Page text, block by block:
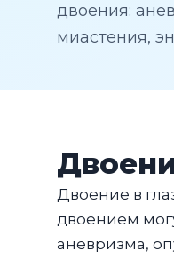
двоения:
миастения,
Двоение в
двоением
аневризма,